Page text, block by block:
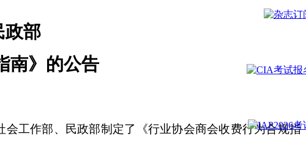
政部
南》的公告
工作部、民政部制定了《行业协会商会收费行为合规指